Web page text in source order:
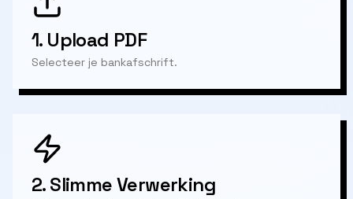
1. Upload PDF
Selecteer je bankafschrift.
2.Slimme Verwerking